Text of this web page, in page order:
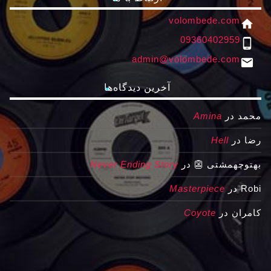
home
volombede.com
phone_android
09360402959
email
admin@volombede.com
آخرین دیدگاه‌ها
محمد در Amina
رضا در Hell
بهتوچهمشتی 👺 در Never Ending Story
Robiدر Masterpiece
کامران در Coyote